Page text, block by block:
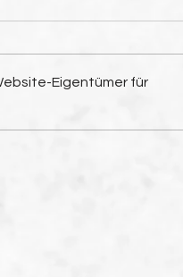
Eigentümer für